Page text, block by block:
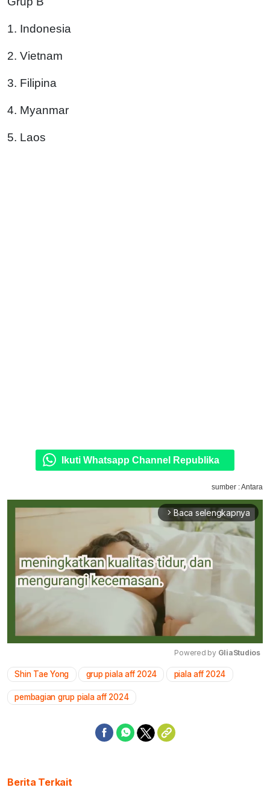
1. Indonesia
2. Vietnam
3. Filipina
4. Myanmar
5. Laos
Ikuti Whatsapp Channel Republika
sumber : Antara
arrow_forward_ios Baca selengkapnya
Mute
Powered by GliaStudios
Shin Tae Yong grup piala aff 2024 piala aff 2024
pembagian grup piala aff 2024
Berita Terkait